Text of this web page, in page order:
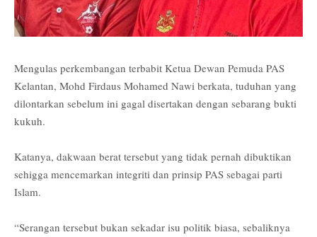
Mengulas perkembangan terbabit Ketua Dewan Pemuda PAS
Kelantan, Mohd Firdaus Mohamed Nawi berkata, tuduhan yang
dilontarkan sebelum ini gagal disertakan dengan sebarang bukti
kukuh.
Katanya, dakwaan berat tersebut yang tidak pernah dibuktikan
sehigga mencemarkan integriti dan prinsip PAS sebagai parti
Islam.
“Serangan tersebut bukan sekadar isu politik biasa, sebaliknya